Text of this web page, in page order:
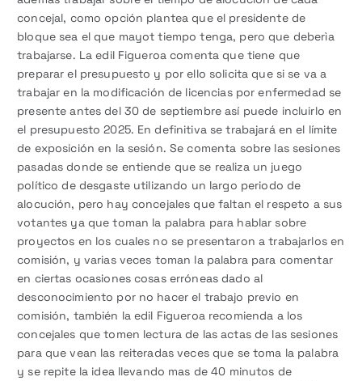
concejal, como opción plantea que el presidente de
bloque sea el que mayot tiempo tenga, pero que deberìa
trabajarse. La edil Figueroa comenta que tiene que
preparar el presupuesto y por ello solicita que si se va a
trabajar en la modificación de licencias por enfermedad se
presente antes del 30 de septiembre así puede incluirlo en
el presupuesto 2025. En definitiva se trabajará en el límite
de exposición en la sesión. Se comenta sobre las sesiones
pasadas donde se entiende que se realiza un juego
político de desgaste utilizando un largo periodo de
alocución, pero hay concejales que faltan el respeto a sus
votantes ya que toman la palabra para hablar sobre
proyectos en los cuales no se presentaron a trabajarlos en
comisión, y varias veces toman la palabra para comentar
en ciertas ocasiones cosas erróneas dado al
desconocimiento por no hacer el trabajo previo en
comisión, también la edil Figueroa recomienda a los
concejales que tomen lectura de las actas de las sesiones
para que vean las reiteradas veces que se toma la palabra
y se repite la idea llevando mas de 40 minutos de